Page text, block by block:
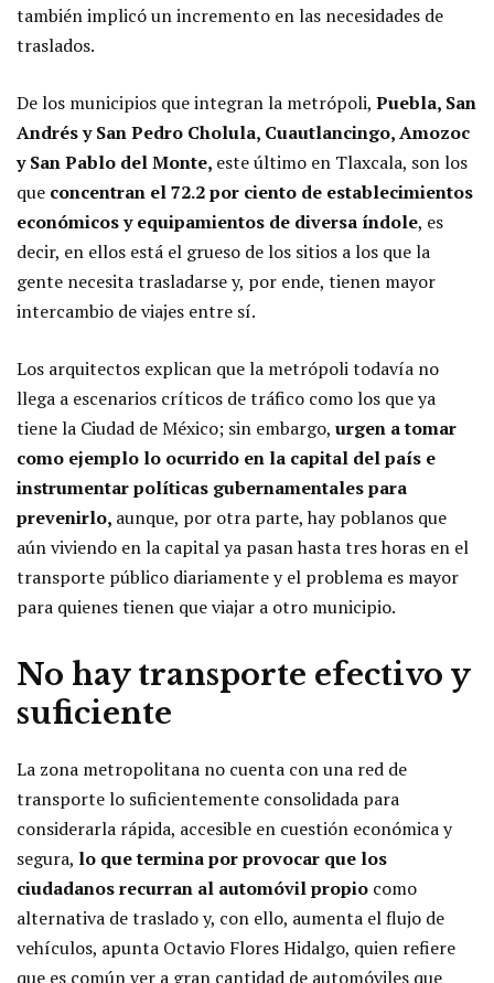
también implicó un incremento en las necesidades de
traslados.
De los municipios que integran la metrópoli, Puebla, San
Andrés y San Pedro Cholula, Cuautlancingo, Amozoc
y San Pablo del Monte, este último en Tlaxcala, son los
que concentran el 72.2 por ciento de establecimientos
económicos y equipamientos de diversa índole, es
decir, en ellos está el grueso de los sitios a los que la
gente necesita trasladarse y, por ende, tienen mayor
intercambio de viajes entre sí.
Los arquitectos explican que la metrópoli todavía no
llega a escenarios críticos de tráfico como los que ya
tiene la Ciudad de México; sin embargo, urgen a tomar
como ejemplo lo ocurrido en la capital del país e
instrumentar políticas gubernamentales para
prevenirlo, aunque, por otra parte, hay poblanos que
aún viviendo en la capital ya pasan hasta tres horas en el
transporte público diariamente y el problema es mayor
para quienes tienen que viajar a otro municipio.
No hay transporte efectivo y
suficiente
La zona metropolitana no cuenta con una red de
transporte lo suficientemente consolidada para
considerarla rápida, accesible en cuestión económica y
segura, lo que termina por provocar que los
ciudadanos recurran al automóvil propio como
alternativa de traslado y, con ello, aumenta el flujo de
vehículos, apunta Octavio Flores Hidalgo, quien refiere
que es común ver a gran cantidad de automóviles que